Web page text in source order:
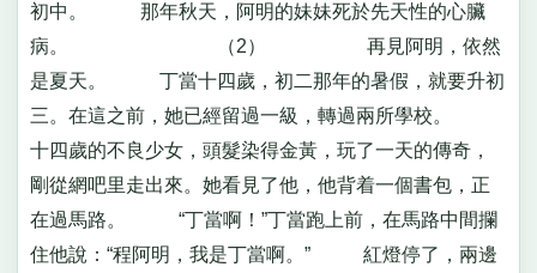
初中。 那年秋天，阿明的妹妹死於先天性的心臟
病。 （2） 再見阿明，依然
是夏天。 丁當十四歲，初二那年的暑假，就要升初
三。在這之前，她已經留過一級，轉過兩所學校。
十四歲的不良少女，頭髮染得金黃，玩了一天的傳奇，
剛從網吧里走出來。她看見了他，他背着一個書包，正
在過馬路。 “丁當啊！”丁當跑上前，在馬路中間攔
住他說：“程阿明，我是丁當啊。” 紅燈停了，兩邊